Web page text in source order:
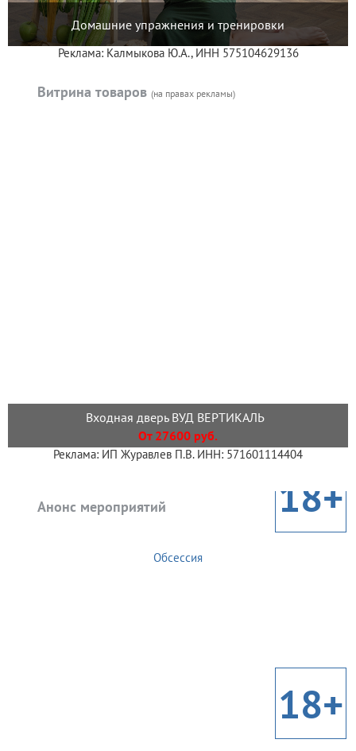
Домашние упражнения и тренировки
Реклама: Калмыкова Ю.А., ИНН 575104629136
Витрина товаров (на правах рекламы)
Входная дверь ВУД ВЕРТИКАЛЬ
От 27600 руб.
Реклама: ИП Журавлев П.В. ИНН: 571601114404
Анонс мероприятий 18+
Обсессия
18+